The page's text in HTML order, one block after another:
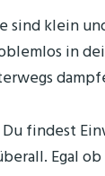
sind klein
in
Du findest
Egal